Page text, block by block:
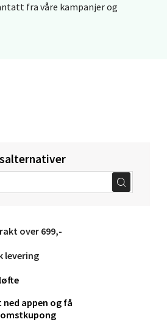
fra våre kampanjer og
over 699,-
levering
ned appen og få